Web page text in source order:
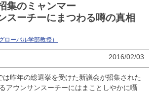
集のミャンマー
スーチーにまつわる噂の真相
ローバル学部教授）
2016/02/03
は昨年の総選挙を受けた新議会が招集された
アウンサンスーチーにはまことしやかに囁